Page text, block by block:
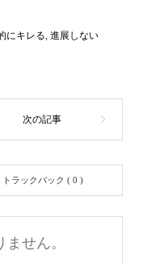
にキレる, 進展しない
トラックバック ( 0 )
せん。